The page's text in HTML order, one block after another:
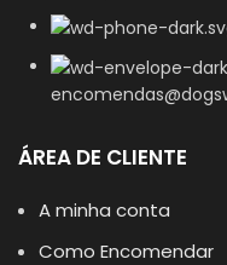
ÁREA DE CLIENTE
A minha conta
Como Encomendar